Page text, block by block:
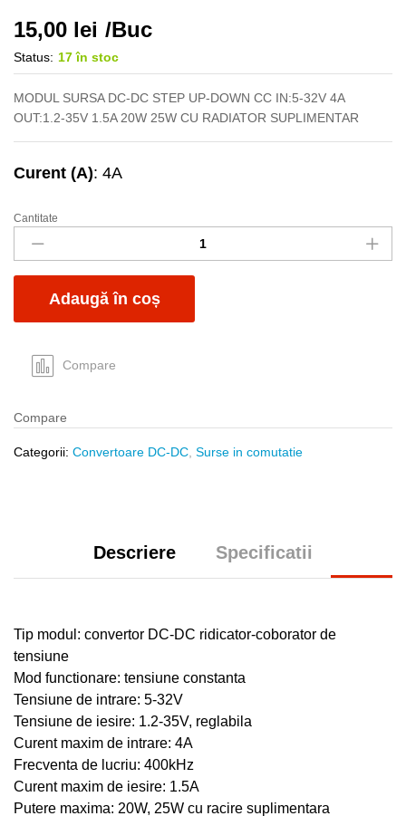
15,00 lei /Buc
Status: 17 în stoc
MODUL SURSA DC-DC STEP UP-DOWN CC IN:5-32V 4A
OUT:1.2-35V 1.5A 20W 25W CU RADIATOR SUPLIMENTAR
Curent (A): 4A
Convertor
DC-
DC
3.2-
1.2-
step
down
quantity
Cantitate
Adaugă în coș
Compare
Compare
Categorii: Convertoare DC-DC Surse in comutatie
Descriere Specificatii
Tip modul: convertor DC-DC ridicator-coborator de
tensiune
Mod functionare: tensiune constanta
Tensiune de intrare: 5-32V
Tensiune de iesire: 1.2-35V, reglabila
Curent maxim de intrare: 4A
Frecventa de lucriu: 400kHz
Curent maxim de iesire: 1.5A
Putere maxima: 20W, 25W cu racire suplimentara